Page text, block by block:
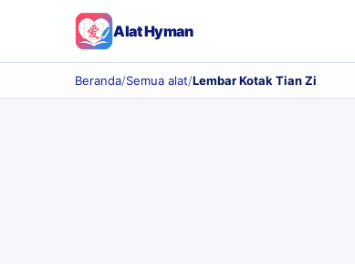
Alat Hyman
Beranda/Semua alat/Lembar Kotak Tian Zi